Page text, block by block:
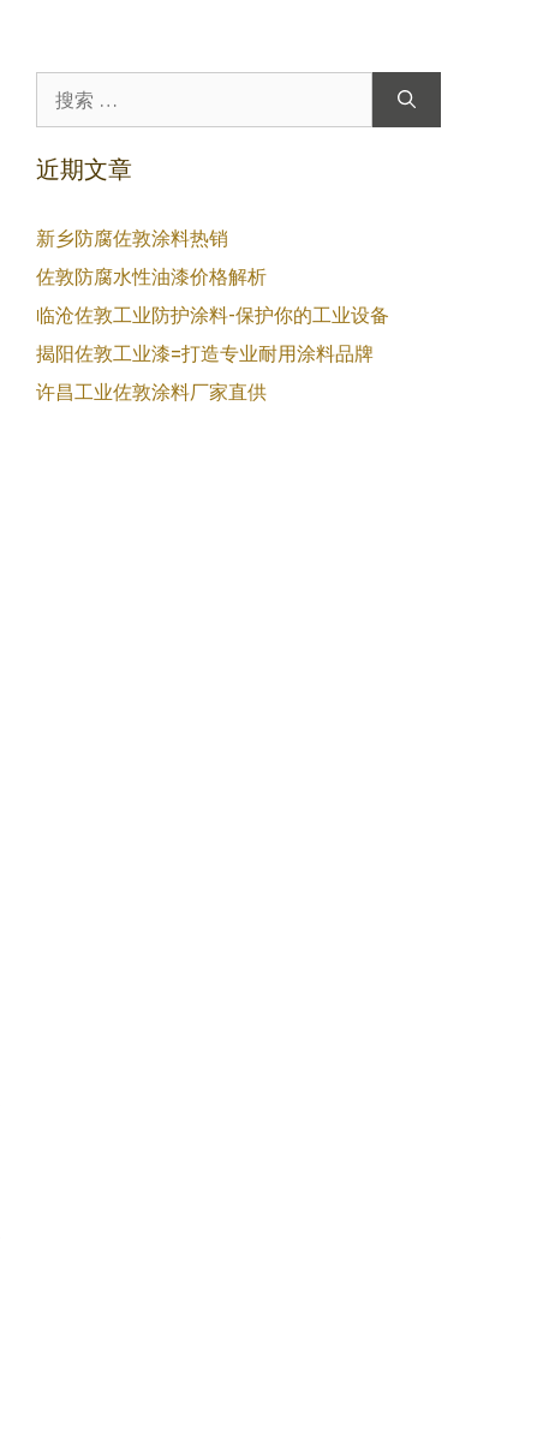
索：
近期文章
新乡防腐佐敦涂料热销
佐敦防腐水性油漆价格解析
临沧佐敦工业防护涂料-保护你的工业设备
揭阳佐敦工业漆=打造专业耐用涂料品牌
许昌工业佐敦涂料厂家直供